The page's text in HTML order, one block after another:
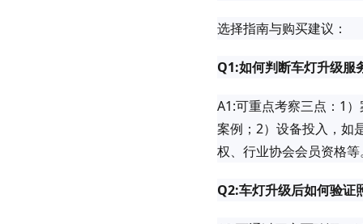
选择指南与购买建议：
Q1:如何判断车灯升级服
A1:可重点考察三点：1
案例；2）设备投入，如
权、行业协会会员资格
Q2:车灯升级后如何验证